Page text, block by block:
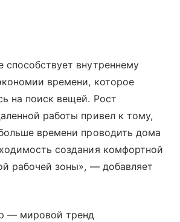
внутреннему
времени, которое
на поиск вещей. Рост
работы привел к тому,
времени проводить дома
создания комфортной
рабочей зоны», — добавляет
— мировой тренд